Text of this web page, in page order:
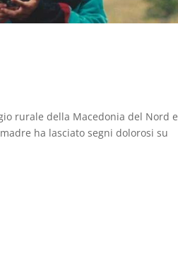
rurale della Macedonia del Nord e
ha lasciato segni dolorosi su